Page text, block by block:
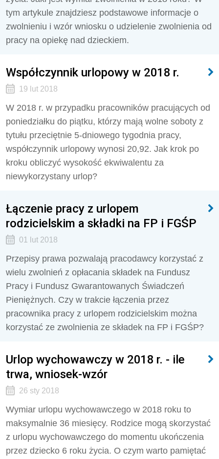
tym artykule znajdziesz podstawowe informacje o
zwolnieniu i wzór wniosku o udzielenie zwolnienia od
pracy na opiekę nad dzieckiem.
Współczynnik urlopowy w 2018 r.
19 lut 2018
W 2018 r. w przypadku pracowników pracujących od
poniedziałku do piątku, którzy mają wolne soboty z
tytułu przeciętnie 5-dniowego tygodnia pracy,
współczynnik urlopowy wynosi 20,92. Jak krok po
kroku obliczyć wysokość ekwiwalentu za
niewykorzystany urlop?
Łączenie pracy z urlopem
rodzicielskim a składki na FP i FGŚP
01 lut 2018
Przepisy prawa pozwalają pracodawcy korzystać z
wielu zwolnień z opłacania składek na Fundusz
Pracy i Fundusz Gwarantowanych Świadczeń
Pieniężnych. Czy w trakcie łączenia przez
pracownika pracy z urlopem rodzicielskim można
korzystać ze zwolnienia ze składek na FP i FGŚP?
Urlop wychowawczy w 2018 r. - ile
trwa, wniosek-wzór
26 sty 2018
Wymiar urlopu wychowawczego w 2018 roku to
maksymalnie 36 miesięcy. Rodzice mogą skorzystać
z urlopu wychowawczego do momentu ukończenia
przez dziecko 6 roku życia. O czym warto pamiętać